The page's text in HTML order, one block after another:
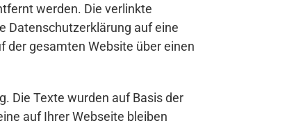
werden. Die verlinkte
Datenschutzerklärung auf eine
der gesamten Website über einen
Die Texte wurden auf Basis der
auf Ihrer Webseite bleiben